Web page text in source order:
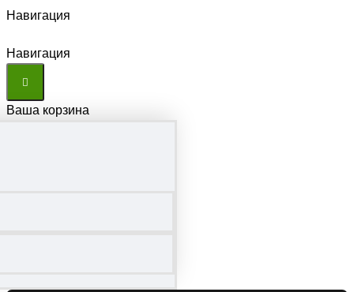
Навигация
Навигация
Ваша корзина